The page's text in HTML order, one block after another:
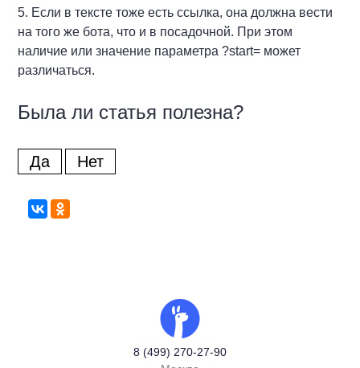
5. Если в тексте тоже есть ссылка, она должна вести
на того же бота, что и в посадочной. При этом
наличие или значение параметра ?start= может
различаться.
Была ли статья полезна?
Да Нет
8 (499) 270-27-90